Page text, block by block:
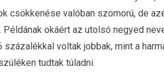
csökkenése valóban szomorú, de
Példának okáért az utolsó negyed
százalékkal voltak jobbak, mint a
tudtak túladni.